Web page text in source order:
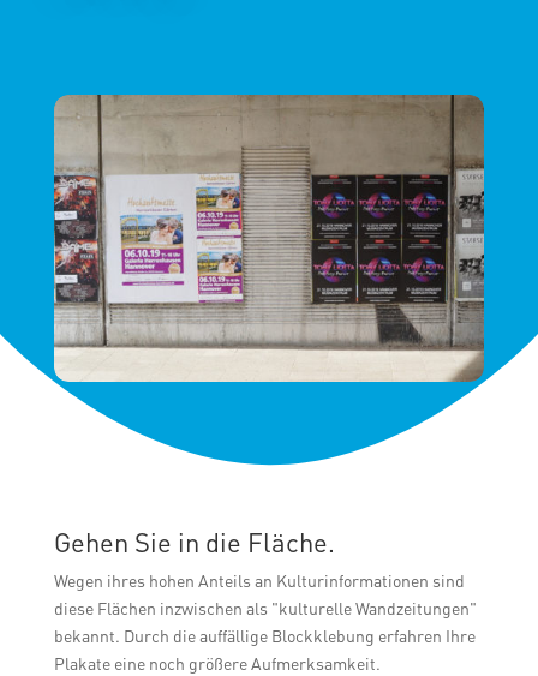
Gehen Sie in die Fläche.
Wegen ihres hohen Anteils an Kulturinformationen sind
diese Flächen inzwischen als "kulturelle Wandzeitungen"
bekannt. Durch die auffällige Blockklebung erfahren Ihre
Plakate eine noch größere Aufmerksamkeit.